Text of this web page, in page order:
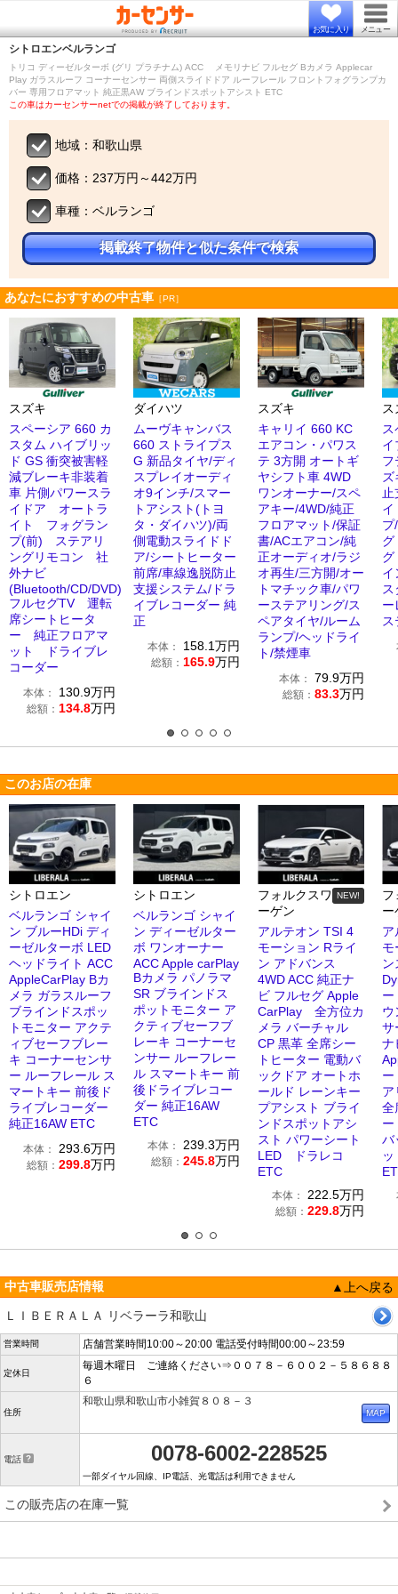
お気に入り メニュー
シトロエンベルランゴ
トリコ ディーゼルターボ (グリ プラチナム) ACC メモリナビ フルセグ Bカメラ Applecar
Play ガラスルーフ コーナーセンサー 両側スライドドア ルーフレール フロントフォグランプカ
バー 専用フロアマット 純正黒AW ブラインドスポットアシスト ETC
この車はカーセンサーnetでの掲載が終了しております。
地域：和歌山県
価格：237万円～442万円
車種：ベルランゴ
掲載終了物件と似た条件で検索
あなたにおすすめの中古車 ［PR］
スズキ
スペーシア 660 カ
スタム ハイブリッ
ド GS 衝突被害軽
減ブレーキ非装着
車 片側パワースラ
イドア オートラ
イト フォグラン
プ(前) ステアリ
ングリモコン 社
外ナビ
(Bluetooth/CD/DVD)
フルセグTV 運転
席シートヒータ
ー 純正フロアマ
ット ドライブレ
コーダー
本体： 130.9万円
総額： 134.8万円
ダイハツ
ムーヴキャンバス
660 ストライプス
G 新品タイヤ/ディ
スプレイオーディ
オ9インチ/スマー
トアシスト(トヨ
タ・ダイハツ)/両
側電動スライドド
ア/シートヒーター
前席/車線逸脱防止
支援システム/ドラ
イブレコーダー 純
正
本体： 158.1万円
総額： 165.9万円
スズキ
キャリイ 660 KC
エアコン・パワス
テ 3方開 オートギ
ヤシフト車 4WD
ワンオーナー/スペ
アキー/4WD/純正
フロアマット/保証
書/ACエアコン/純
正オーディオ/ラジ
オ再生/三方開/オー
トマチック車/パワ
ーステアリング/ス
ペアタイヤ/ルーム
ランプ/ヘッドライ
ト/禁煙車
本体： 79.9万円
総額： 83.3万円
ス
イ
フ
イ
プ
グ
グ
イ
ー
ス
このお店の在庫
シトロエン
ベルランゴ シャイ
ン ブルーHDi ディ
ーゼルターボ LED
ヘッドライト ACC
AppleCarPlay Bカ
メラ ガラスルーフ
ブラインドスポッ
トモニター アクテ
ィブセーフブレー
キ コーナーセンサ
ー ルーフレール ス
マートキー 前後ド
ライブレコーダー
純正16AW ETC
本体： 293.6万円
総額： 299.8万円
シトロエン
ベルランゴ シャイ
ン ディーゼルター
ボ ワンオーナー
ACC Apple carPlay
Bカメラ パノラマ
SR ブラインドス
ポットモニター ア
クティブセーフブ
レーキ コーナーセ
ンサー ルーフレー
ル スマートキー 前
後ドライブレコー
ダー 純正16AW
ETC
本体： 239.3万円
総額： 245.8万円
フォルクスワ
ーゲン
NEW!
アルテオン TSI 4
モーション Rライ
ン アドバンス
4WD ACC 純正ナ
ビ フルセグ Apple
CarPlay 全方位カ
メラ バーチャル
CP 黒革 全席シー
トヒーター 電動バ
ックドア オートホ
ールド レーンキー
プアシスト ブライ
ンドスポットアシ
スト パワーシート
LED ドラレコ
ETC
本体： 222.5万円
総額： 229.8万円
フ
ー
ア
モ
ー
ウ
サ
ナ
ー
ア
全
ー
バ
中古車販売店情報
▲上へ戻る
ＬＩＢＥＲＡＬＡ リベラーラ和歌山
営業時間 店舗営業時間10:00～20:00 電話受付時間00:00～23:59
定休日
毎週木曜日 ご連絡ください⇒００７８－６００２－５８６８８
６
住所
和歌山県和歌山市小雑賀８０８－３
電話 0078-6002-228525
一部ダイヤル回線、IP電話、光電話は利用できません
この販売店の在庫一覧